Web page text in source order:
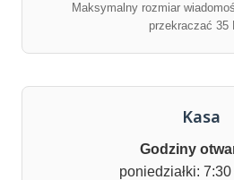
Maksymalny rozmiar
przekraczać 35
Kasa
Godziny
poniedziałki: